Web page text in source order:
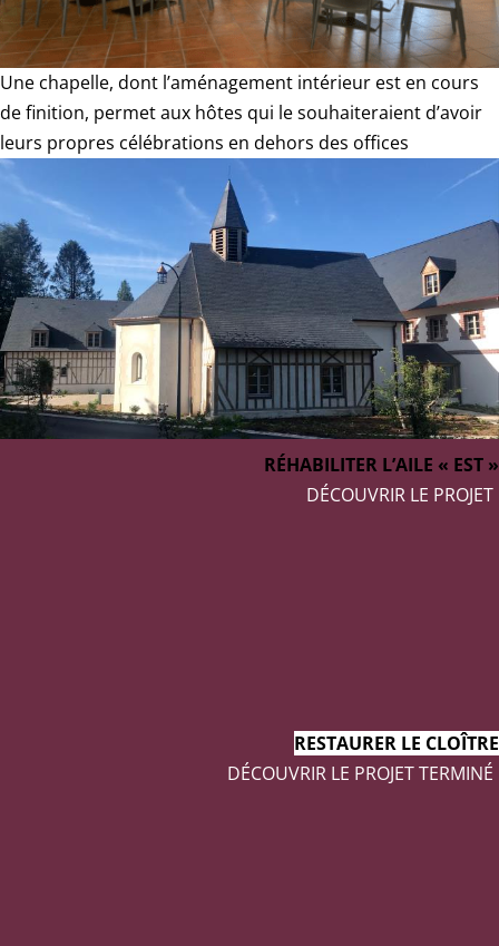
Une chapelle, dont l’aménagement intérieur est en cours
de finition, permet aux hôtes qui le souhaiteraient d’avoir
leurs propres célébrations en dehors des offices
RÉHABILITER L’AILE « EST »
DÉCOUVRIR LE PROJET
RESTAURER LE CLOÎTRE
DÉCOUVRIR LE PROJET TERMINÉ